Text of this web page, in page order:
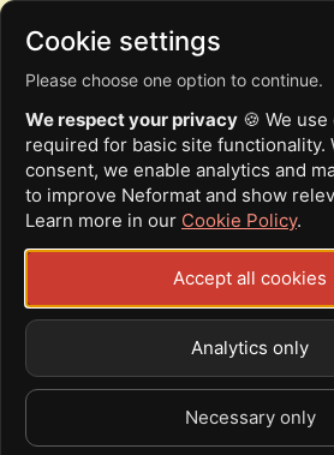
RECONE
НОВИЙ ТРЕК
Cookie settings
Please choose one option to continue.
We respect your privacy 🍪 We
required for basic site functionality.
consent, we enable analytics and
to improve Neformat and show
Learn more in our Cookie Policy.
Accept all cookies
Analytics only
Necessary only